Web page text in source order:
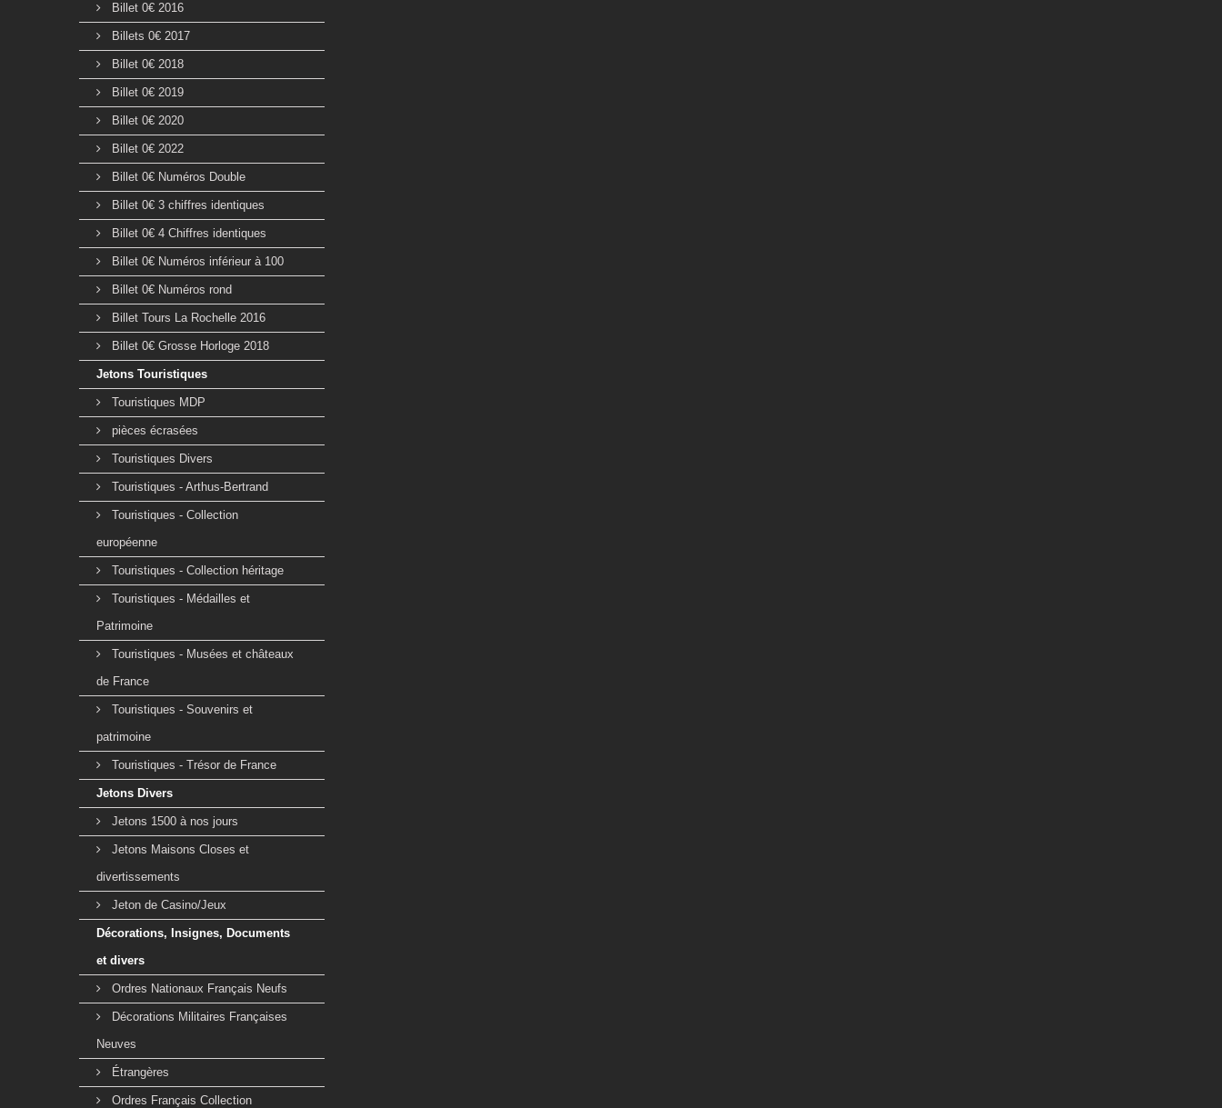
Billet 0€ 2016
Billets 0€ 2017
Billet 0€ 2018
Billet 0€ 2019
Billet 0€ 2020
Billet 0€ 2022
Billet 0€ Numéros Double
Billet 0€ 3 chiffres identiques
Billet 0€ 4 Chiffres identiques
Billet 0€ Numéros inférieur à 100
Billet 0€ Numéros rond
Billet Tours La Rochelle 2016
Billet 0€ Grosse Horloge 2018
Jetons Touristiques
Touristiques MDP
pièces écrasées
Touristiques Divers
Touristiques - Arthus-Bertrand
Touristiques - Collection
européenne
Touristiques - Collection héritage
Touristiques - Médailles et
Patrimoine
Touristiques - Musées et châteaux
de France
Touristiques - Souvenirs et
patrimoine
Touristiques - Trésor de France
Jetons Divers
Jetons 1500 à nos jours
Jetons Maisons Closes et
divertissements
Jeton de Casino/Jeux
Décorations, Insignes, Documents
et divers
Ordres Nationaux Français Neufs
Décorations Militaires Françaises
Neuves
Étrangères
Ordres Français Collection